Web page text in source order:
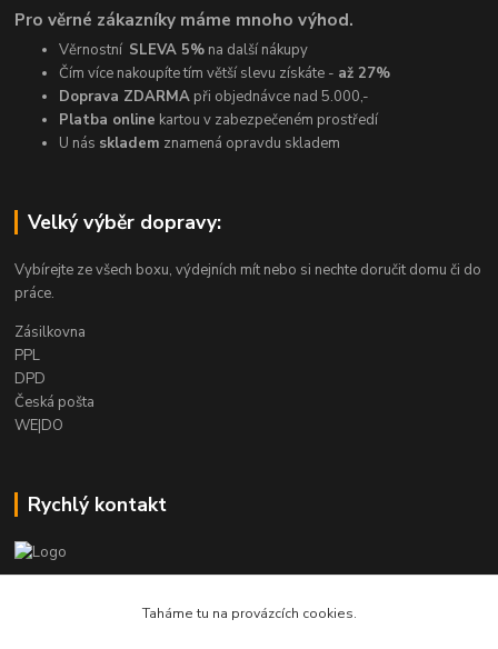
Pro věrné zákazníky máme mnoho výhod.
Věrnostní SLEVA 5% na další nákupy
Čím více nakoupíte tím větší slevu získáte - až 27%
Doprava ZDARMA při objednávce nad 5.000,-
Platba online kartou v zabezpečeném prostředí
U nás skladem znamená opravdu skladem
Velký výběr dopravy:
Vybírejte ze všech boxu, výdejních mít nebo si nechte doručit domu či do
práce.
Zásilkovna
PPL
DPD
Česká pošta
WE|DO
Rychlý kontakt
info@armygalanterie.czTaháme tu na provázcích cookies.